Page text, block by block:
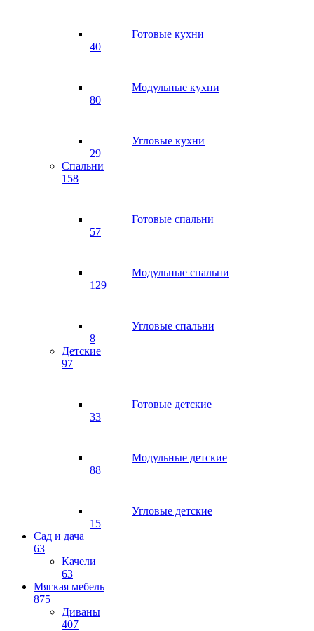
Готовые кухни
40
Модульные кухни
80
Угловые кухни
29
Спальни
158
Готовые спальни
57
Модульные спальни
129
Угловые спальни
8
Детские
97
Готовые детские
33
Модульные детские
88
Угловые детские
15
Сад и дача
63
Качели
63
Мягкая мебель
875
Диваны
407